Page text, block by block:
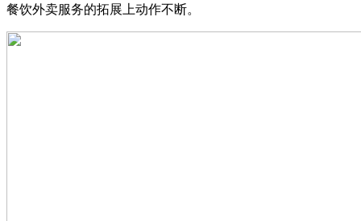
餐饮外卖服务的拓展上动作不断。